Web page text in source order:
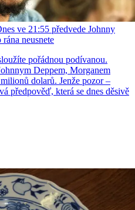
ve 21:55 předvede Johnny
neusnete
pořádnou podívanou.
Deppem, Morganem
dolarů. Jenže pozor –
předpověď, která se dnes děsivě